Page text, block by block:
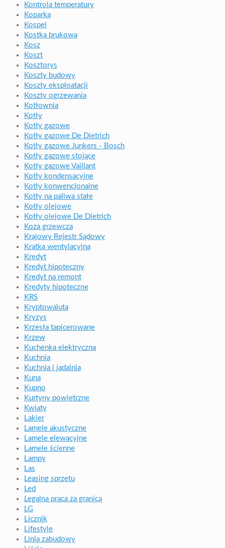
Kontrola temperatury
Koparka
Kospel
Kostka brukowa
Kosz
Koszt
Kosztorys
Koszty budowy
Koszty eksploatacji
Koszty ogrzewania
Kotłownia
Kotły
Kotły gazowe
Kotły gazowe De Dietrich
Kotły gazowe Junkers - Bosch
Kotły gazowe stojące
Kotły gazowe Vaillant
Kotły kondensacyjne
Kotły konwencjonalne
Kotły na paliwa stałe
Kotły olejowe
Kotły olejowe De Dietrich
Koza grzewcza
Krajowy Rejestr Sądowy
Kratka wentylacyjna
Kredyt
Kredyt hipoteczny
Kredyt na remont
Kredyty hipoteczne
KRS
Kryptowaluta
Kryzys
Krzesła tapicerowane
Krzew
Kuchenka elektryczna
Kuchnia
Kuchnia i jadalnia
Kuna
Kupno
Kurtyny powietrzne
Kwiaty
Lakier
Lamele akustyczne
Lamele elewacyjne
Lamele ścienne
Lampy
Las
Leasing sprzętu
Led
Legalna praca za granicą
LG
Licznik
Lifestyle
Linia zabudowy